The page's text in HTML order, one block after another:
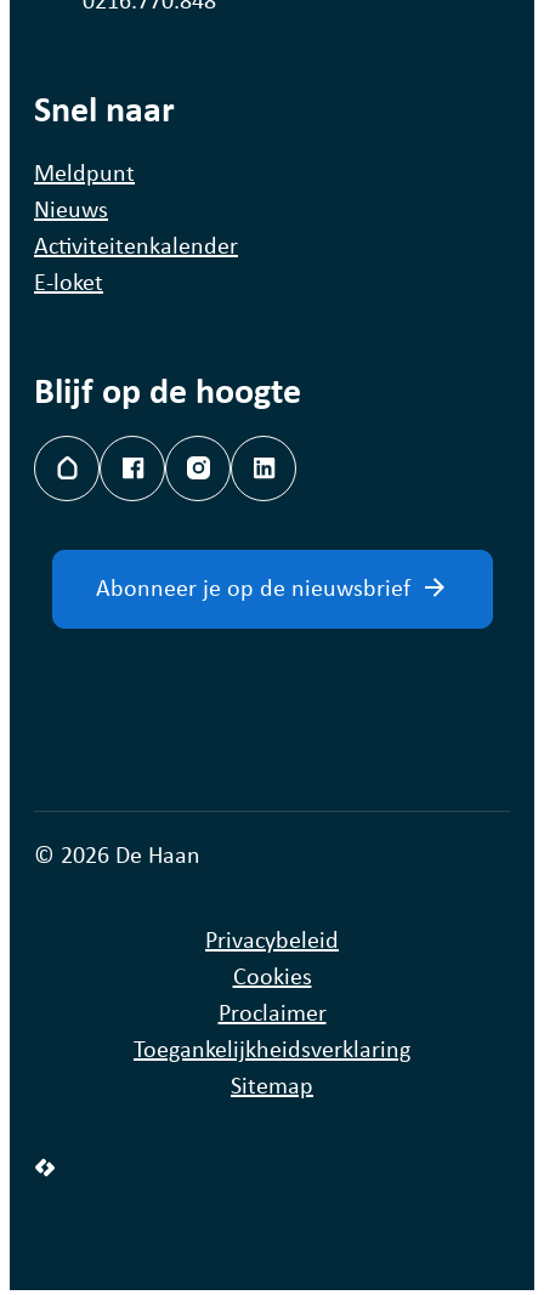
Snel naar
Meldpunt
Nieuws
Activiteitenkalender
E-loket
Blijf op de hoogte
Hoplr FacebookInstagramLinkedIn
Abonneer je op de nieuwsbrief
© 2026 De Haan
Privacybeleid
Cookies
Proclaimer
Toegankelijkheidsverklaring
Sitemap
LCP nv